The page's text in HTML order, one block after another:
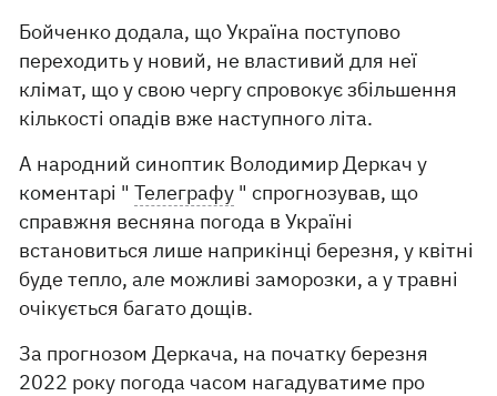
Бойченко додала, що Україна поступово
переходить у новий, не властивий для неї
клімат, що у свою чергу спровокує збільшення
кількості опадів вже наступного літа.
А народний синоптик Володимир Деркач у
коментарі "Телеграфу " спрогнозував, що
справжня весняна погода в Україні
встановиться лише наприкінці березня, у квітні
буде тепло, але можливі заморозки, а у травні
очікується багато дощів.
За прогнозом Деркача, на початку березня
2022 року погода часом нагадуватиме про